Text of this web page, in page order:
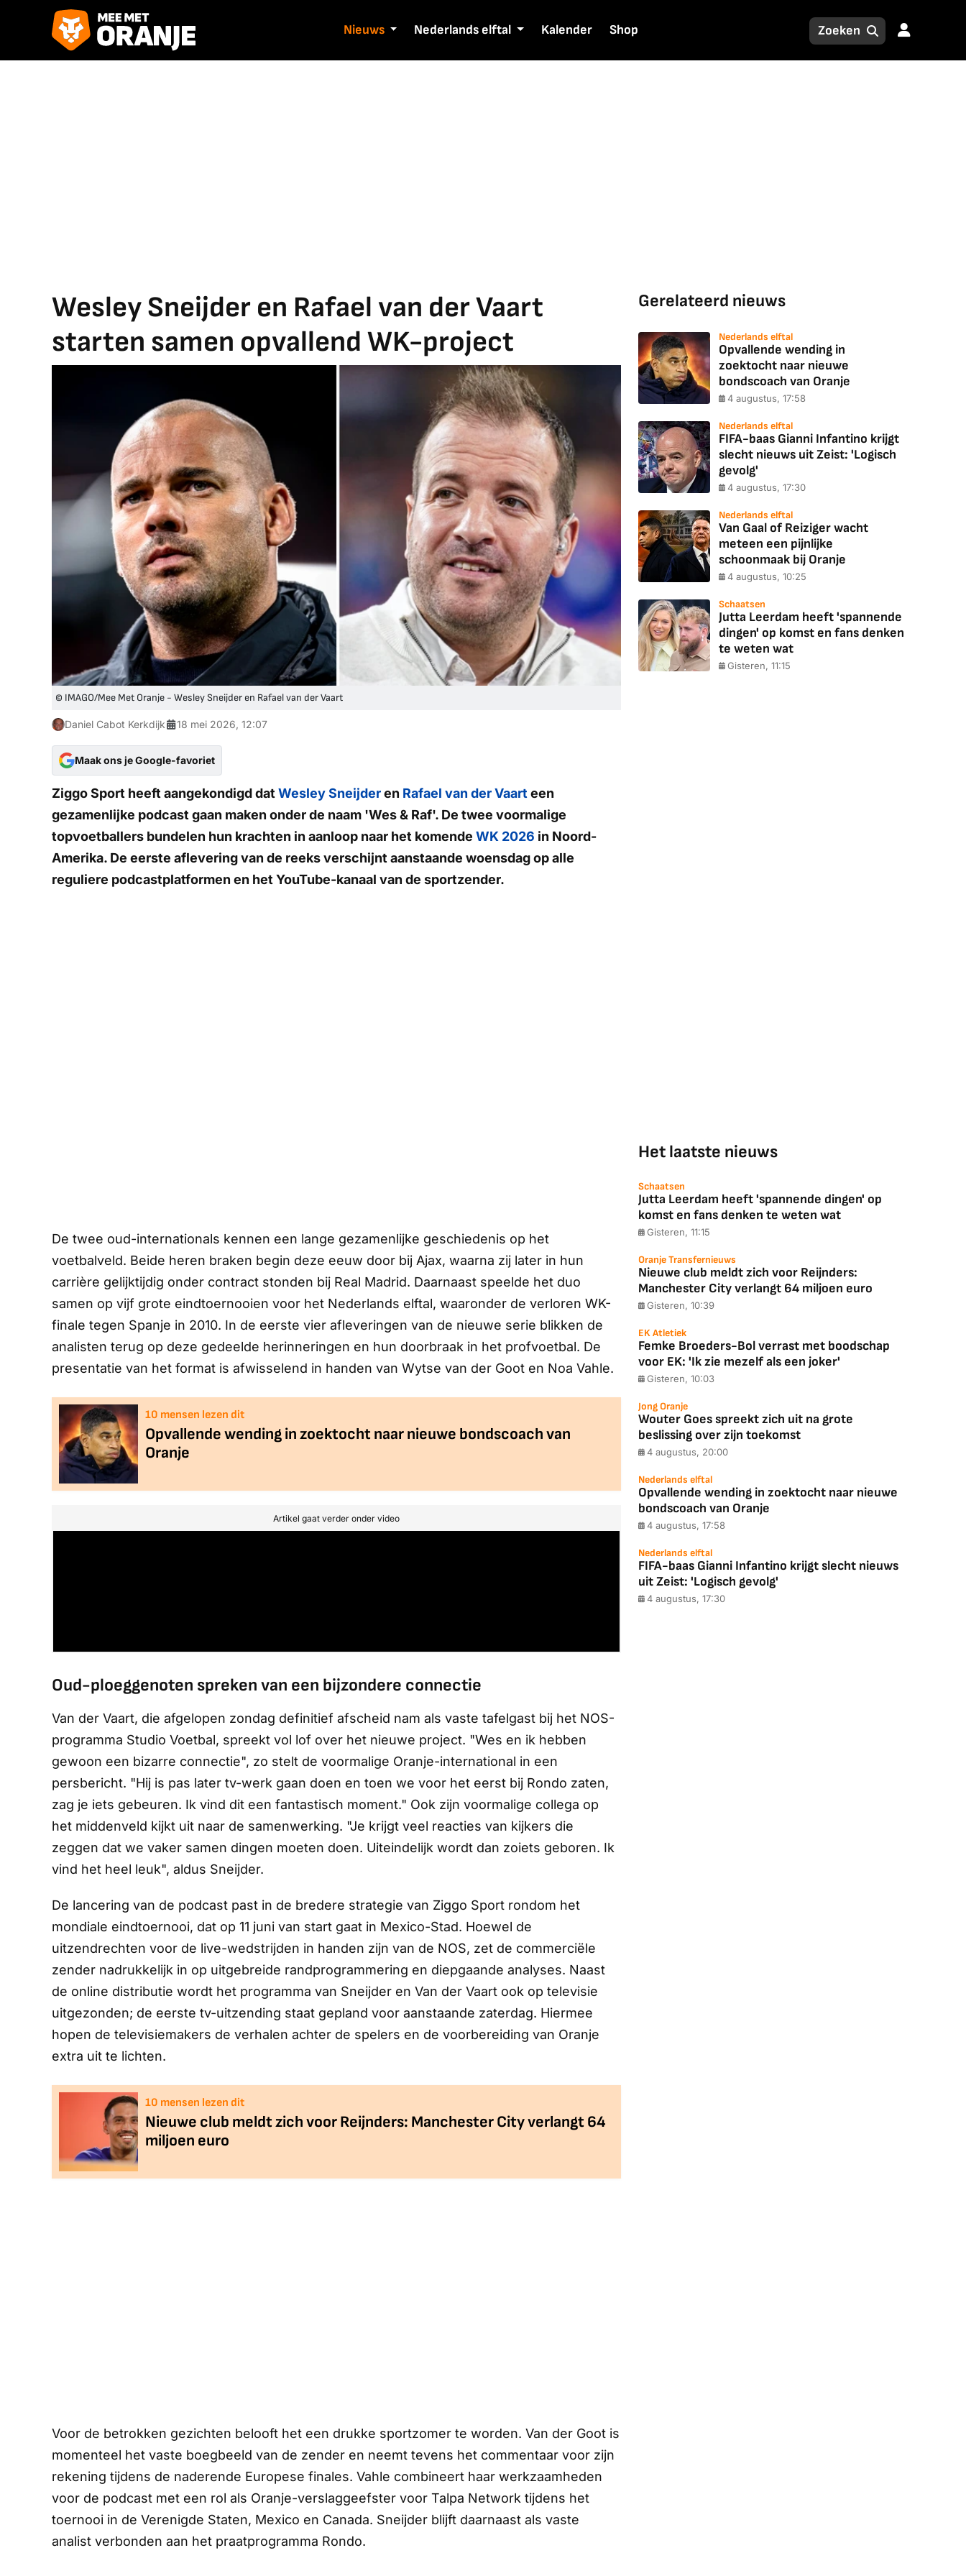
Nieuws Nederlands elftal Kalender Shop
Wesley Sneijder en Rafael van der Vaart
starten samen opvallend WK-project
© IMAGO/Mee Met Oranje - Wesley Sneijder en Rafael van der Vaart
Daniel Cabot Kerkdijk 18 mei 2026, 12:07
Maak ons je Google-favoriet
Ziggo Sport heeft aangekondigd dat Wesley Sneijderen Rafael van der Vaart een
gezamenlijke podcast gaan maken onder de naam 'Wes & Raf'. De twee voormalige
topvoetballers bundelen hun krachten in aanloop naar het komende WK 2026 in Noord-
Amerika. De eerste aflevering van de reeks verschijnt aanstaande woensdag op alle
reguliere podcastplatformen en het YouTube-kanaal van de sportzender.
De twee oud-internationals kennen een lange gezamenlijke geschiedenis op het
voetbalveld. Beide heren braken begin deze eeuw door bij Ajax, waarna zij later in hun
carrière gelijktijdig onder contract stonden bij Real Madrid. Daarnaast speelde het duo
samen op vijf grote eindtoernooien voor het Nederlands elftal, waaronder de verloren WK-
finale tegen Spanje in 2010. In de eerste vier afleveringen van de nieuwe serie blikken de
analisten terug op deze gedeelde herinneringen en hun doorbraak in het profvoetbal. De
presentatie van het format is afwisselend in handen van Wytse van der Goot en Noa Vahle.
10 mensen lezen dit
Opvallende wending in zoektocht naar nieuwe bondscoach van
Oranje
Artikel gaat verder onder video
Oud-ploeggenoten spreken van een bijzondere connectie
Van der Vaart, die afgelopen zondag definitief afscheid nam als vaste tafelgast bij het NOS-
programma Studio Voetbal, spreekt vol lof over het nieuwe project. "Wes en ik hebben
gewoon een bizarre connectie", zo stelt de voormalige Oranje-international in een
persbericht. "Hij is pas later tv-werk gaan doen en toen we voor het eerst bij Rondo zaten,
zag je iets gebeuren. Ik vind dit een fantastisch moment." Ook zijn voormalige collega op
het middenveld kijkt uit naar de samenwerking. "Je krijgt veel reacties van kijkers die
zeggen dat we vaker samen dingen moeten doen. Uiteindelijk wordt dan zoiets geboren. Ik
vind het heel leuk", aldus Sneijder.
De lancering van de podcast past in de bredere strategie van Ziggo Sport rondom het
mondiale eindtoernooi, dat op 11 juni van start gaat in Mexico-Stad. Hoewel de
uitzendrechten voor de live-wedstrijden in handen zijn van de NOS, zet de commerciële
zender nadrukkelijk in op uitgebreide randprogrammering en diepgaande analyses. Naast
de online distributie wordt het programma van Sneijder en Van der Vaart ook op televisie
uitgezonden; de eerste tv-uitzending staat gepland voor aanstaande zaterdag. Hiermee
hopen de televisiemakers de verhalen achter de spelers en de voorbereiding van Oranje
extra uit te lichten.
10 mensen lezen dit
Nieuwe club meldt zich voor Reijnders: Manchester City verlangt 64
miljoen euro
Voor de betrokken gezichten belooft het een drukke sportzomer te worden. Van der Goot is
momenteel het vaste boegbeeld van de zender en neemt tevens het commentaar voor zijn
rekening tijdens de naderende Europese finales. Vahle combineert haar werkzaamheden
voor de podcast met een rol als Oranje-verslaggeefster voor Talpa Network tijdens het
toernooi in de Verenigde Staten, Mexico en Canada. Sneijder blijft daarnaast als vaste
analist verbonden aan het praatprogramma Rondo.
Gerelateerd nieuws
Nederlands elftal
Opvallende wending in
zoektocht naar nieuwe
bondscoach van Oranje
4 augustus, 17:58
Nederlands elftal
FIFA-baas Gianni Infantino krijgt
slecht nieuws uit Zeist: 'Logisch
gevolg'
4 augustus, 17:30
Nederlands elftal
Van Gaal of Reiziger wacht
meteen een pijnlijke
schoonmaak bij Oranje
4 augustus, 10:25
Schaatsen
Jutta Leerdam heeft 'spannende
dingen' op komst en fans denken
te weten wat
Gisteren, 11:15
Het laatste nieuws
Schaatsen
Jutta Leerdam heeft 'spannende dingen' op
komst en fans denken te weten wat
Gisteren, 11:15
Oranje Transfernieuws
Nieuwe club meldt zich voor Reijnders:
Manchester City verlangt 64 miljoen euro
Gisteren, 10:39
EK Atletiek
Femke Broeders-Bol verrast met boodschap
voor EK: 'Ik zie mezelf als een joker'
Gisteren, 10:03
Jong Oranje
Wouter Goes spreekt zich uit na grote
beslissing over zijn toekomst
4 augustus, 20:00
Nederlands elftal
Opvallende wending in zoektocht naar nieuwe
bondscoach van Oranje
4 augustus, 17:58
Nederlands elftal
FIFA-baas Gianni Infantino krijgt slecht nieuws
uit Zeist: 'Logisch gevolg'
4 augustus, 17:30